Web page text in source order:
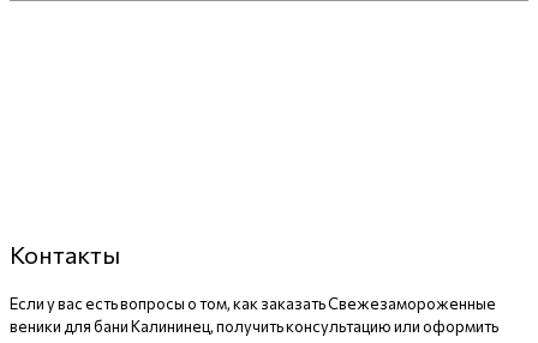
Контакты
Если у вас есть вопросы о том, как заказать Свежезамороженные
веники для бани Калининец, получить консультацию или оформить